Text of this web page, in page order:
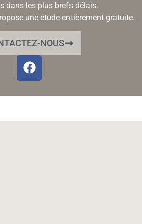
dans les plus brefs délais.
une étude entièrement gratuite.
NOUS